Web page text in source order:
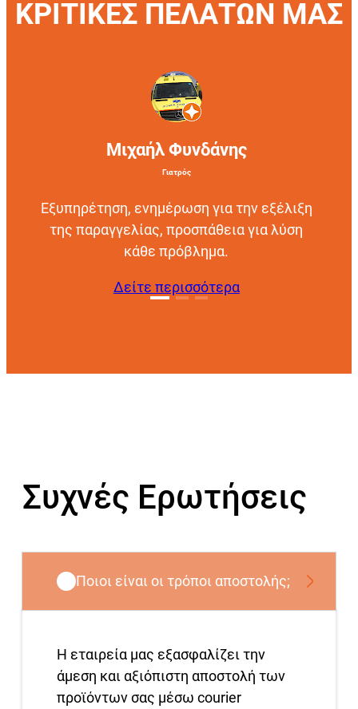
ΚΡΙΤΙΚΕΣ ΠΕΛΑΤΩΝ ΜΑΣ
Μιχαήλ Φυνδάνης
Γιατρός
Εξυπηρέτηση, ενημέρωση για την εξέλιξη
της παραγγελίας, προσπάθεια για λύση
κάθε πρόβλημα.
Δείτε περισσότερα
Συχνές Ερωτήσεις
Ποιοι είναι οι τρόποι αποστολής;
Η εταιρεία μας εξασφαλίζει την
άμεση και αξιόπιστη αποστολή των
προϊόντων σας μέσω courier